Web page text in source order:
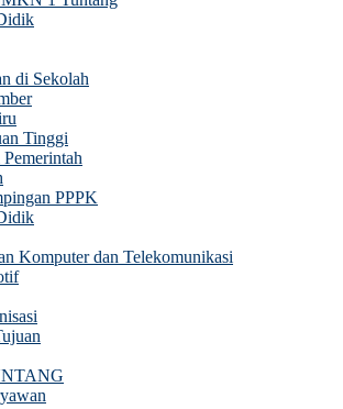
di Sekolah
Tinggi
PPPK
Komputer dan Telekomunikasi